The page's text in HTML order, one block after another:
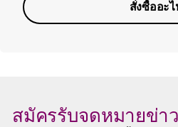
สั่งซื้ออะ
สมัครรับจดหมายข่า